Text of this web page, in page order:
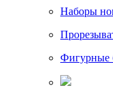
Наборы
Фигурные